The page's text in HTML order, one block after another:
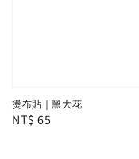
燙布貼｜黑大花
Regular
NT$ 65